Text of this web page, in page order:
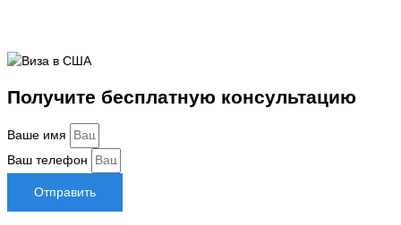
Получите бесплатную консультацию
Ваше имя
Ваш телефон
Отправить